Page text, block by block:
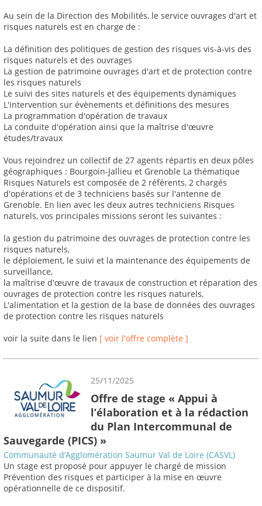
Au sein de la Direction des Mobilités, le service ouvrages d'art et
risques naturels est en charge de :
La définition des politiques de gestion des risques vis-à-vis des
risques naturels et des ouvrages
La gestion de patrimoine ouvrages d'art et de protection contre
les risques naturels
Le suivi des sites naturels et des équipements dynamiques
L'intervention sur évènements et définitions des mesures
La programmation d'opération de travaux
La conduite d'opération ainsi que la maîtrise d'œuvre
études/travaux
Vous rejoindrez un collectif de 27 agents répartis en deux pôles
géographiques : Bourgoin-Jallieu et Grenoble La thématique
Risques Naturels est composée de 2 référents, 2 chargés
d'opérations et de 3 techniciens basés sur l'antenne de
Grenoble. En lien avec les deux autres techniciens Risques
naturels, vos principales missions seront les suivantes :
la gestion du patrimoine des ouvrages de protection contre les
risques naturels,
le déploiement, le suivi et la maintenance des équipements de
surveillance,
la maîtrise d'œuvre de travaux de construction et réparation des
ouvrages de protection contre les risques naturels,
L'alimentation et la gestion de la base de données des ouvrages
de protection contre les risques naturels
voir la suite dans le lien [ voir l'offre complète ]
25/11/2025
Offre de stage « Appui à
l’élaboration et à la rédaction
du Plan Intercommunal de
Sauvegarde (PICS) »
Communauté d’Agglomération Saumur Val de Loire (CASVL)
Un stage est proposé pour appuyer le chargé de mission
Prévention des risques et participer à la mise en œuvre
opérationnelle de ce dispositif.